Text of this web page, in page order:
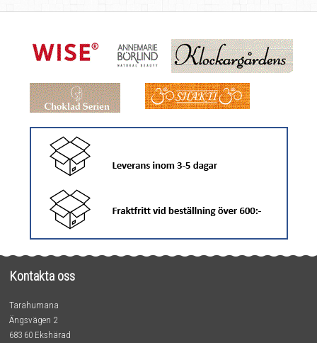
Kontakta oss
Tarahumana
Ängsvägen 2
683 60 Ekshärad